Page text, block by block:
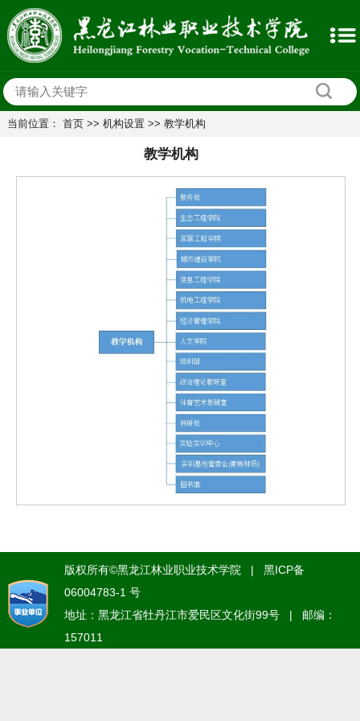
当前位置： 首页>> 机构设置>> 教学机构
教学机构
版权所有©黑龙江林业职业技术学院 | 黑ICP备
06004783-1 号
地址：黑龙江省牡丹江市爱民区文化街99号 | 邮编：
157011